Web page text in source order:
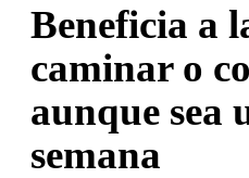
Beneficia a
caminar o
aunque sea
semana